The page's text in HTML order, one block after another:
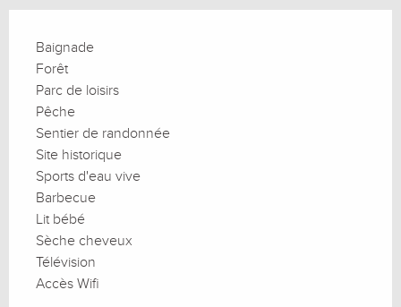
Baignade
Forêt
Parc de loisirs
Pêche
Sentier de randonnée
Site historique
Sports d'eau vive
Barbecue
Lit bébé
Sèche cheveux
Télévision
Accès Wifi